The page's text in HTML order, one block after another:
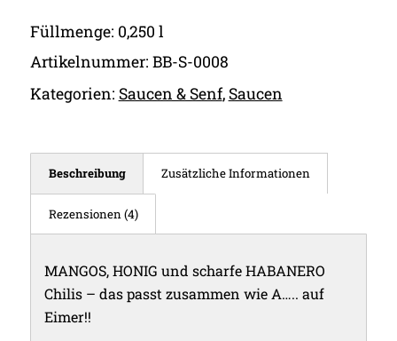
Füllmenge: 0,250 l
Artikelnummer: BB-S-0008
Kategorien: Saucen & Senf, Saucen
Beschreibung Zusätzliche Informationen
Rezensionen (4)
MANGOS, HONIG und scharfe HABANERO
Chilis – das passt zusammen wie A….. auf
Eimer!!